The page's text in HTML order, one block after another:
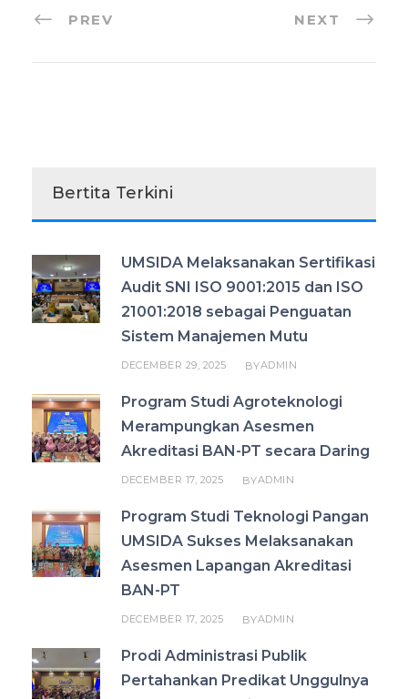
PREV NEXT
Bertita Terkini
UMSIDA Melaksanakan Sertifikasi
Audit SNI ISO 9001:2015 dan ISO
21001:2018 sebagai Penguatan
Sistem Manajemen Mutu
DECEMBER 29, 2025 BYADMIN
Program Studi Agroteknologi
Merampungkan Asesmen
Akreditasi BAN-PT secara Daring
DECEMBER 17, 2025 BYADMIN
Program Studi Teknologi Pangan
UMSIDA Sukses Melaksanakan
Asesmen Lapangan Akreditasi
BAN-PT
DECEMBER 17, 2025 BYADMIN
Prodi Administrasi Publik
Pertahankan Predikat Unggulnya